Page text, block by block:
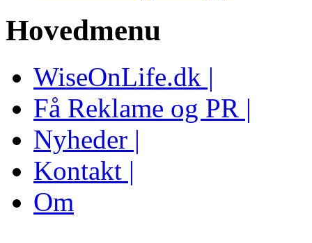
Hovedmenu
WiseOnLife.dk |
Få Reklame og PR |
Nyheder |
Kontakt |
Om